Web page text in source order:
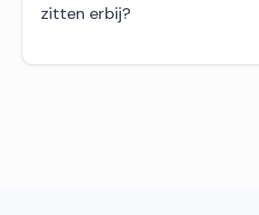
zitten erbij?